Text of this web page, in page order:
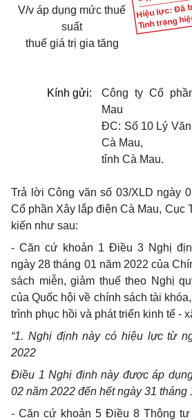
Hiệu lực: Đã
Tình trạng
V/v áp dụng mức thuế
suất
thuế giá trị gia tăng
Kính gửi:
Công ty Cổ
Mau
ĐC: Số 10 Lý
Cà Mau,
tỉnh Cà Mau.
Trả lời Công văn số 03/XLD ngày
Cổ phần Xây lắp điện Cà Mau, Cục
kiến như sau:
- Căn cứ khoản 1 Điều 3 Nghị
ngày 28 tháng 01 năm 2022 của
sách miễn, giảm thuế theo Nghị
của Quốc hội về chính sách tài
trình phục hồi và phát triển kinh tế -
“1. Nghị định này có hiệu lực từ
2022
Điều 1 Nghị định này được áp
02 năm 2022 đến hết ngày 31 tháng
- Căn cứ khoản 5 Điều 8 Thông tư